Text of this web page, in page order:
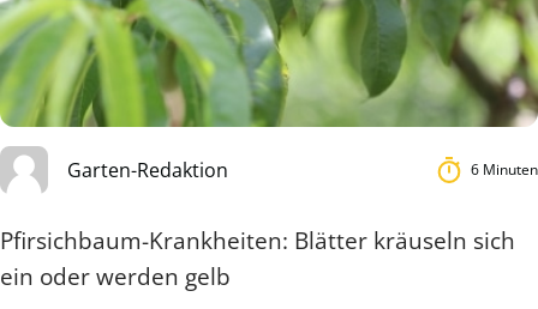
Garten-Redaktion 6 Minuten
Pfirsichbaum-Krankheiten: Blätter kräuseln sich
ein oder werden gelb